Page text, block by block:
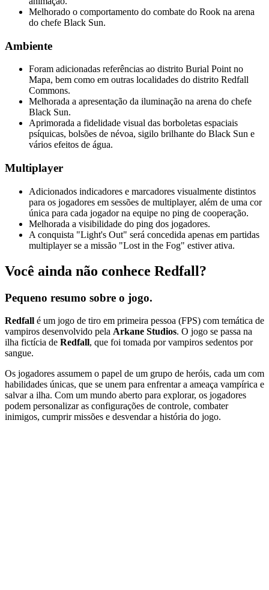
Melhorado o comportamento do combate do Rook na arena
do chefe Black Sun.
Ambiente
Foram adicionadas referências ao distrito Burial Point no
Mapa, bem como em outras localidades do distrito Redfall
Commons.
Melhorada a apresentação da iluminação na arena do chefe
Black Sun.
Aprimorada a fidelidade visual das borboletas espaciais
psíquicas, bolsões de névoa, sigilo brilhante do Black Sun e
vários efeitos de água.
Multiplayer
Adicionados indicadores e marcadores visualmente distintos
para os jogadores em sessões de multiplayer, além de uma cor
única para cada jogador na equipe no ping de cooperação.
Melhorada a visibilidade do ping dos jogadores.
A conquista "Light's Out" será concedida apenas em partidas
multiplayer se a missão "Lost in the Fog" estiver ativa.
Você ainda não conhece Redfall?
Pequeno resumo sobre o jogo.
Redfall é um jogo de tiro em primeira pessoa (FPS) com temática de
vampiros desenvolvido pela Arkane Studios. O jogo se passa na
ilha fictícia de Redfall, que foi tomada por vampiros sedentos por
sangue.
Os jogadores assumem o papel de um grupo de heróis, cada um com
habilidades únicas, que se unem para enfrentar a ameaça vampírica e
salvar a ilha. Com um mundo aberto para explorar, os jogadores
podem personalizar as configurações de controle, combater
inimigos, cumprir missões e desvendar a história do jogo.